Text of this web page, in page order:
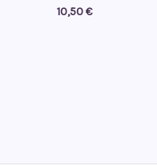
10,50€